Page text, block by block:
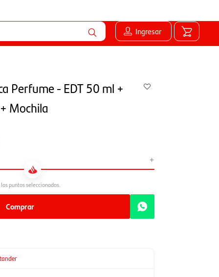
Ingresar
Perfume - EDT 50 ml +
Mochila
+
Comprar